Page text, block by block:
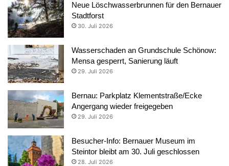
Neue Löschwasserbrunnen für den Bernauer
Stadtforst
30. Juli 2026
Wasserschaden an Grundschule Schönow:
Mensa gesperrt, Sanierung läuft
29. Juli 2026
Bernau: Parkplatz Klementstraße/Ecke
Angergang wieder freigegeben
29. Juli 2026
Besucher-Info: Bernauer Museum im
Steintor bleibt am 30. Juli geschlossen
28. Juli 2026